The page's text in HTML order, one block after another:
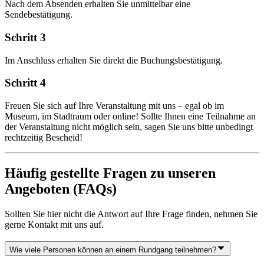
Nach dem Absenden erhalten Sie unmittelbar eine
Sendebestätigung.
Schritt 3
Im Anschluss erhalten Sie direkt die Buchungsbestätigung.
Schritt 4
Freuen Sie sich auf Ihre Veranstaltung mit uns – egal ob im
Museum, im Stadtraum oder online! Sollte Ihnen eine Teilnahme an
der Veranstaltung nicht möglich sein, sagen Sie uns bitte unbedingt
rechtzeitig Bescheid!
Häufig gestellte Fragen zu unseren
Angeboten (FAQs)
Sollten Sie hier nicht die Antwort auf Ihre Frage finden, nehmen Sie
gerne Kontakt mit uns auf.
Wie viele Personen können an einem Rundgang teilnehmen?